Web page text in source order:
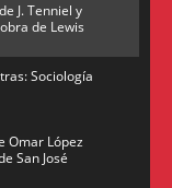
J. Tenniel y
de Lewis
Sociología
Omar López
San José